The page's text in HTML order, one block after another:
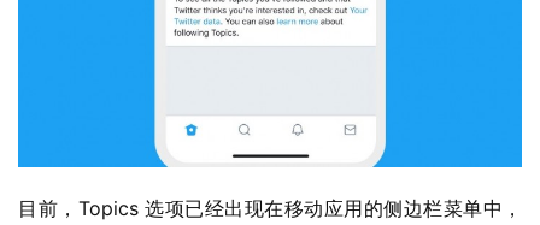
1
目前，Topics 选项已经出现在移动应用的侧边栏菜单中，